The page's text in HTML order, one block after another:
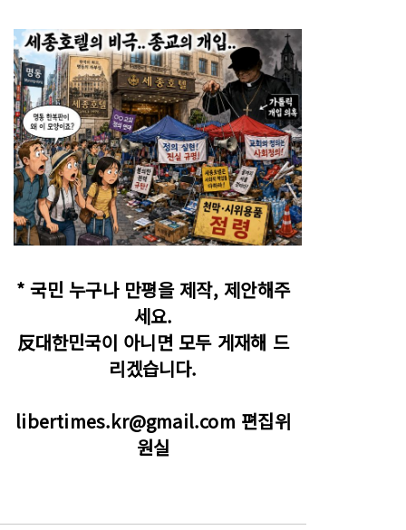
* 국민 누구나 만평을 제작, 제안해주
세요.
反대한민국이 아니면 모두 게재해 드
리겠습니다.
libertimes.kr@gmail.com 편집위
원실